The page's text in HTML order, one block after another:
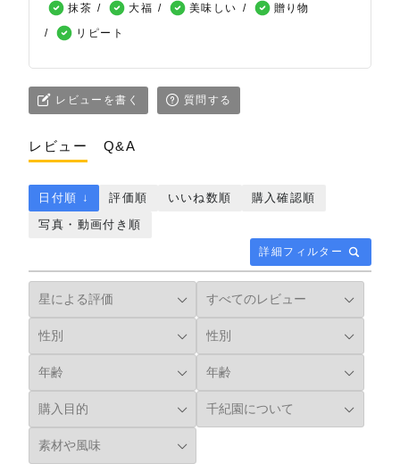
抹茶 大福 美味しい
贈り物
リピート
レビューを書く 質問する
レビュー Q&A
詳細フィルター
日付順 ↓ 評価順 いいね数順
購入確認順
写真・動画付き順